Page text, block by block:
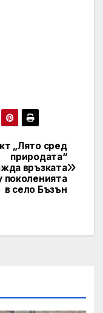
„Лято сред
природата“
връзката
в село Бъзън